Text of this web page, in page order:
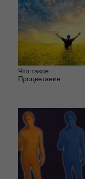
Что такое
Процветание